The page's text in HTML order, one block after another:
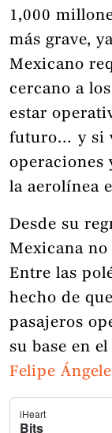
1,000
más grave,
Mexicano
cercano a
estar
futuro… y si
operaciones
la aerolínea
Desde su
Mexicana
Entre las
hecho de
pasajeros
su base en el
Felipe